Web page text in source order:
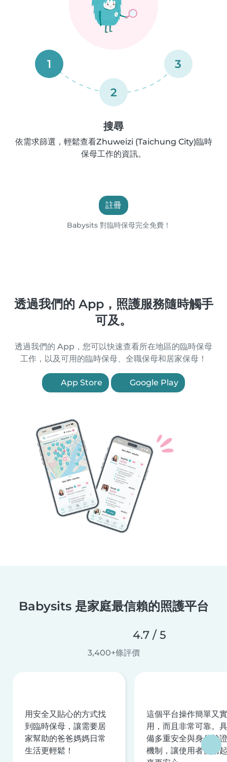
1
2
3
搜尋
依需求篩選，輕鬆查看Zhuweizi (Taichung City)臨時
保母工作的資訊。
註冊
Babysits 對臨時保母完全免費！
透過我們的 App，照護服務隨時觸手
可及。
透過我們的 App，您可以快速查看所在地區的臨時保母
工作，以及可用的臨時保母、全職保母和居家保母！
App Store Google Play
Babysits 是家庭最信賴的照護平台
4.7 / 5
3,400+條評價
用安全又貼心的方式找
到臨時保母，讓需要居
家幫助的爸爸媽媽日常
生活更輕鬆！
這個平台操作簡單又實
用，而且非常可靠。具
備多重安全與身分驗證
機制，讓使用者使用起